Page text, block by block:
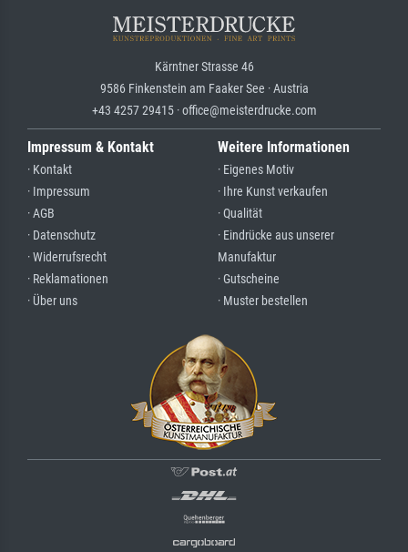
Kärntner Strasse 46
9586 Finkenstein am Faaker See · Austria
+43 4257 29415 · office@meisterdrucke.com
Impressum & Kontakt
· Kontakt
· Impressum
· AGB
· Datenschutz
· Widerrufsrecht
· Reklamationen
· Über uns
Weitere Informationen
· Eigenes Motiv
· Ihre Kunst verkaufen
· Qualität
· Eindrücke aus unserer
Manufaktur
· Gutscheine
· Muster bestellen